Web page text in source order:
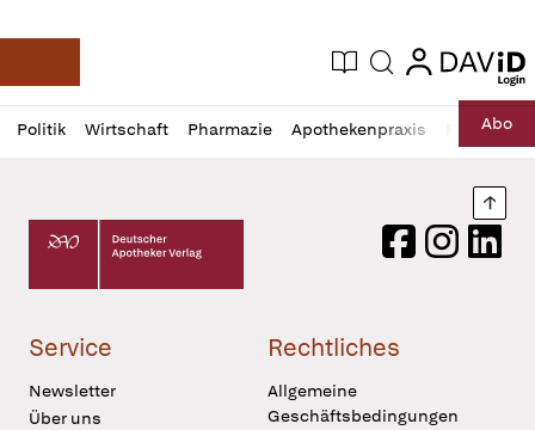
Deutsche Apotheker Zeitung
Aktuelle Ausgabe
Suche login
login
Politik Wirtschaft Pharmazie Apothekenpraxis RechtAbo
Profil
öffnen
Daz
Pur
Deutscher Apotheker Verlag Logo
FacebookInstagram
Service
Newsletter
Über uns
Rechtliches
Allgemeine
Geschäftsbedingungen